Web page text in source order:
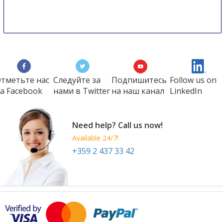
нас
Faсеbook
Следуйте за
нами в Twitter
Подпишитесь
на наш канал
Follow us on
LinkedIn
Need help? Call us now!
Available 24/7!
+359 2 437 33 42